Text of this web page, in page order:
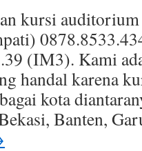
kursi
(IM3). Kami
handal karena
kota
Banten,